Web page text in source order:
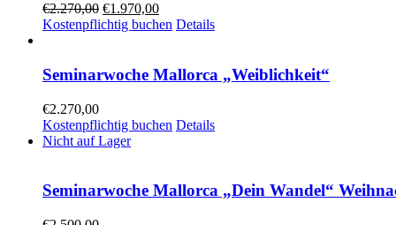
€2.270,00 €1.970,00
Kostenpflichtig buchen Details
Seminarwoche Mallorca „Weiblichkeit“
€2.270,00
Kostenpflichtig buchen Details
Nicht auf Lager
Seminarwoche Mallorca „Dein Wandel“